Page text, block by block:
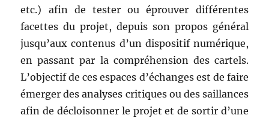
etc.) afin de tester ou éprouver différentes
facettes du projet, depuis son propos général
jusqu’aux contenus d’un dispositif numérique,
en passant par la compréhension des cartels.
L’objectif de ces espaces d’échanges est de faire
émerger des analyses critiques ou des saillances
afin de décloisonner le projet et de sortir d’une